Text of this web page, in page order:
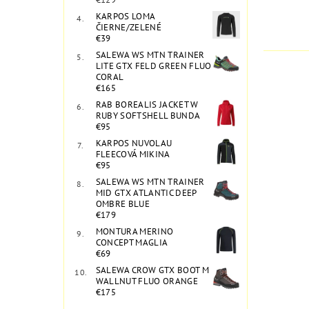
KARPOS LOMA
ČIERNE/ZELENÉ
€39
SALEWA WS MTN TRAINER
LITE GTX FELD GREEN FLUO
CORAL
€165
RAB BOREALIS JACKET W
RUBY SOFTSHELL BUNDA
€95
KARPOS NUVOLAU
FLEECOVÁ MIKINA
€95
SALEWA WS MTN TRAINER
MID GTX ATLANTIC DEEP
OMBRE BLUE
€179
MONTURA MERINO
CONCEPT MAGLIA
€69
SALEWA CROW GTX BOOT M
WALLNUT FLUO ORANGE
€175